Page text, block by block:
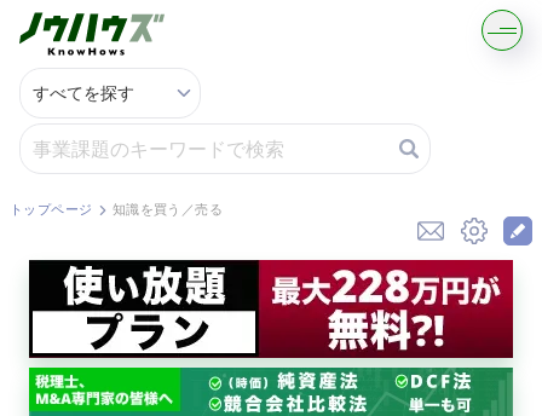
記事・コラムを読む
解決策を募集する
知識を買う／売る
契約書ひな型を探す
専門家に電話する
トップページ 知識を買う／売る